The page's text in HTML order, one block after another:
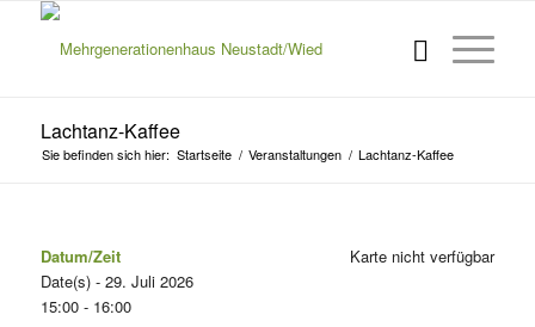
Lachtanz-Kaffee
Sie befinden sich hier: Startseite / Veranstaltungen / Lachtanz-Kaffee
Karte nicht verfügbar
Datum/Zeit
Date(s) - 29. Juli 2026
15:00 - 16:00